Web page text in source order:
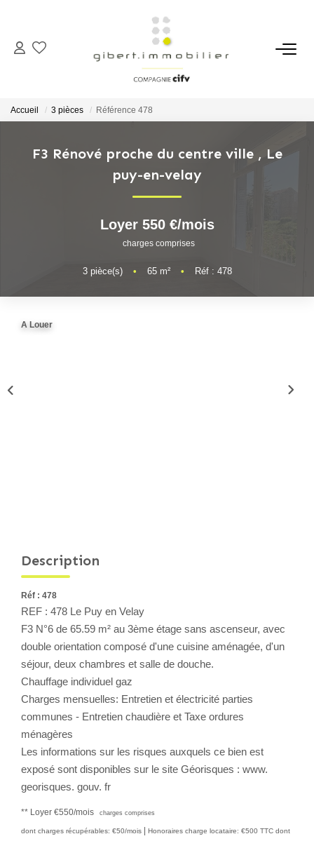
ACHETER
Maisons
Locaux Professionnels
Parkings
Immeubles
Terrains
LOUER
Nous Rejoindre
CONTACT
Accueil 3 pièces Référence 478
F3 Rénové proche du centre ville , Le
puy-en-velay
Loyer 550 €/mois
charges comprises
3pièce(s) • 65m² • Réf : 478
A Louer
Description
Réf : 478
REF : 478 Le Puy en Velay
F3 N°6 de 65.59 m² au 3ème étage sans ascenseur, avec
double orientation composé d'une cuisine aménagée, d'un
séjour, deux chambres et salle de douche.
Chauffage individuel gaz
Charges mensuelles: Entretien et électricité parties
communes - Entretien chaudière et Taxe ordures
ménagères
Les informations sur les risques auxquels ce bien est
exposé sont disponibles sur le site Géorisques : www.
georisques. gouv. fr
** Loyer €550/mois charges comprises
dont charges récupérables: €50/mois | Honoraires charge locataire: €500 TTC dont